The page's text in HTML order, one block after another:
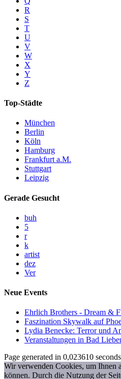
R
S
T
U
V
W
X
Y
Z
Top-Städte
München
Berlin
Köln
Hamburg
Frankfurt a.M.
Stuttgart
Leipzig
Gerade Gesucht
buh
5
r
k
artist
dez
Ver
Neue Events
Ehrlich Brothers - Dream &
Faszination Skywalk auf
Lydia Benecke: Terror und
Veranstaltungen in Bad
Page generated in 0,023610
Wir verwenden Cookies, um Ihnen
können. Durch die Nutzung der